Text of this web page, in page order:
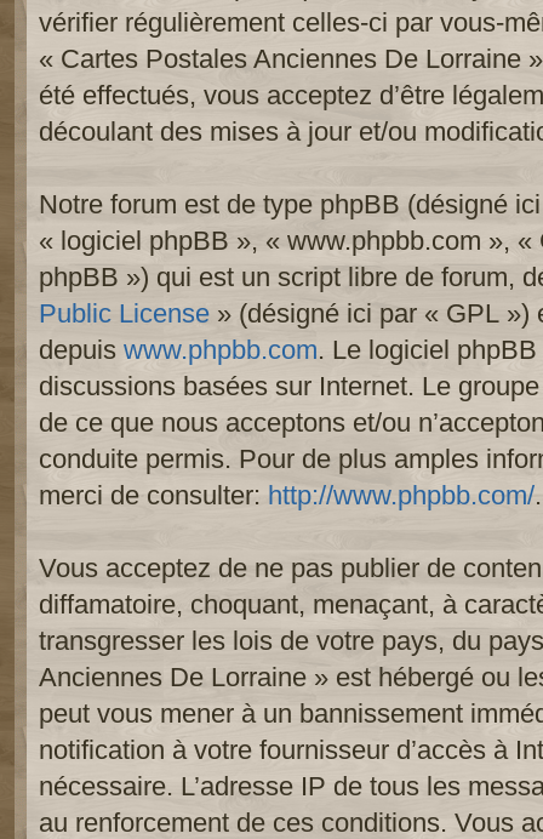
vérifier régulièrement celles-ci par vous-
« Cartes Postales Anciennes De Lorraine
été effectués, vous acceptez d’être
découlant des mises à jour et/ou
Notre forum est de type phpBB (désigné
« logiciel phpBB », « www.phpbb.com »,
phpBB ») qui est un script libre de forum,
Public License » (désigné ici par « GPL »)
depuis www.phpbb.com. Le logiciel
discussions basées sur Internet. Le
de ce que nous acceptons et/ou
conduite permis. Pour de plus amples
merci de consulter: http://www.phpbb.com/.
Vous acceptez de ne pas publier de
diffamatoire, choquant, menaçant, à
transgresser les lois de votre pays, du
Anciennes De Lorraine » est hébergé ou
peut vous mener à un bannissement
notification à votre fournisseur d’accès à
nécessaire. L’adresse IP de tous les
au renforcement de ces conditions. Vous